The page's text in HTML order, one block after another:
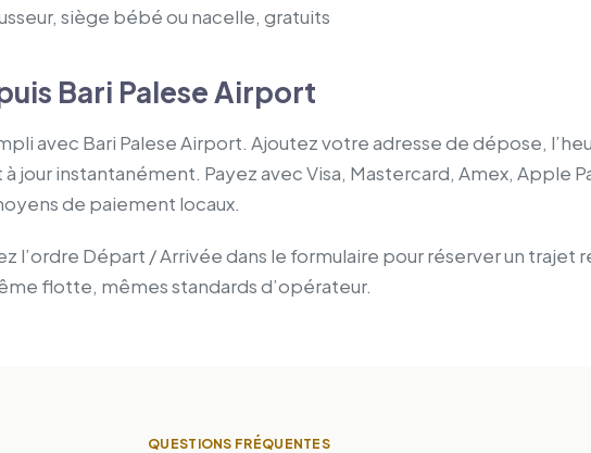
siège bébé ou nacelle, gratuits
Bari Palese Airport
avec Bari Palese Airport. Ajoutez votre adresse de dépose,
jour instantanément. Payez avec Visa, Mastercard, Amex, Apple
de paiement locaux.
l’ordre Départ / Arrivée dans le formulaire pour réserver un
flotte, mêmes standards d’opérateur.
QUESTIONS FRÉQUENTES